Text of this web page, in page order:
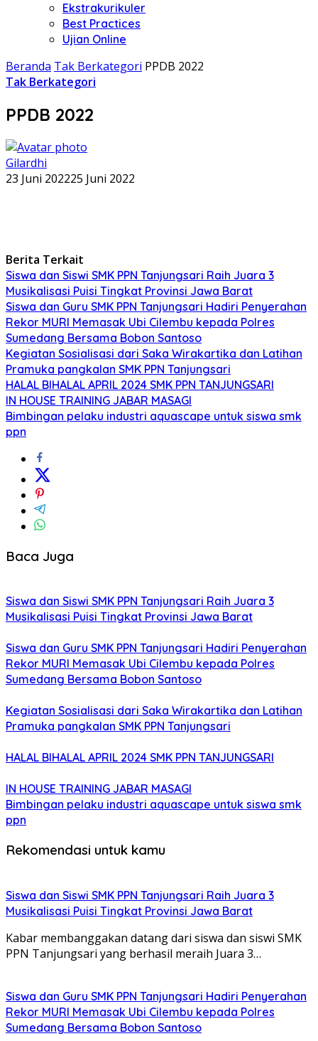
Ekstrakurikuler
Best Practices
Ujian Online
Beranda Tak Berkategori PPDB 2022
Tak Berkategori
PPDB 2022
Gilardhi
23 Juni 202225 Juni 2022
Berita Terkait
Siswa dan Siswi SMK PPN Tanjungsari Raih Juara 3
Musikalisasi Puisi Tingkat Provinsi Jawa Barat
Siswa dan Guru SMK PPN Tanjungsari Hadiri Penyerahan
Rekor MURI Memasak Ubi Cilembu kepada Polres
Sumedang Bersama Bobon Santoso
Kegiatan Sosialisasi dari Saka Wirakartika dan Latihan
Pramuka pangkalan SMK PPN Tanjungsari
HALAL BIHALAL APRIL 2024 SMK PPN TANJUNGSARI
IN HOUSE TRAINING JABAR MASAGI
Bimbingan pelaku industri aquascape untuk siswa smk
ppn
Baca Juga
Siswa dan Siswi SMK PPN Tanjungsari Raih Juara 3
Musikalisasi Puisi Tingkat Provinsi Jawa Barat
Siswa dan Guru SMK PPN Tanjungsari Hadiri Penyerahan
Rekor MURI Memasak Ubi Cilembu kepada Polres
Sumedang Bersama Bobon Santoso
Kegiatan Sosialisasi dari Saka Wirakartika dan Latihan
Pramuka pangkalan SMK PPN Tanjungsari
HALAL BIHALAL APRIL 2024 SMK PPN TANJUNGSARI
IN HOUSE TRAINING JABAR MASAGI
Bimbingan pelaku industri aquascape untuk siswa smk
ppn
Rekomendasi untuk kamu
Siswa dan Siswi SMK PPN Tanjungsari Raih Juara 3
Musikalisasi Puisi Tingkat Provinsi Jawa Barat
Kabar membanggakan datang dari siswa dan siswi SMK
PPN Tanjungsari yang berhasil meraih Juara 3…
Siswa dan Guru SMK PPN Tanjungsari Hadiri Penyerahan
Rekor MURI Memasak Ubi Cilembu kepada Polres
Sumedang Bersama Bobon Santoso